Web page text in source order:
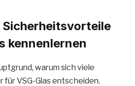
kennenlernen
warum sich viele
für VSG-Glas entscheiden.